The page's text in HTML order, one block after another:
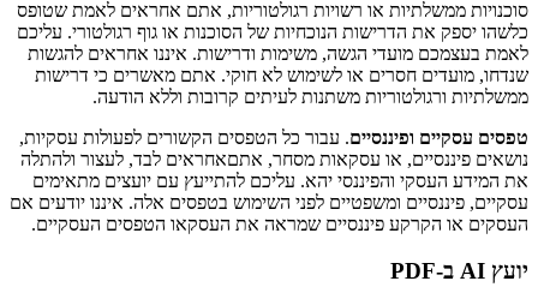
סוכנויות ממשלתיות או רשויות רגולטוריות, אתם אחראים לאמת שטופס
כלשהו יספק את הדרישות הנוכחיות של הסוכנות או גוף רגולטורי. עליכם
לאמת בעצמכם מועדי הגשה, משימות ודרישות. איננו אחראים להגשות
שנדחו, מועדים חסרים או לשימוש לא חוקי. אתם מאשרים כי דרישות
ממשלתיות ורגולטוריות משתנות לעיתים קרובות וללא הודעה.
טפסים עסקיים ופיננסיים. עבור כל הטפסים הקשורים לפעולות עסקיות,
נושאים פיננסיים, או עסקאות מסחר, אתםאחראים לבד, לעצור ולהתלה
את המידע העסקי והפיננסי יהא. עליכם להתייעץ עם יועצים מתאימים
עסקיים, פיננסיים ומשפטיים לפני השימוש בטפסים אלה. איננו יודעים אם
העסקים או הקרקע פיננסיים שמראה את העסקאו הטפסים העסקיים.
יועץ AI ב-PDF